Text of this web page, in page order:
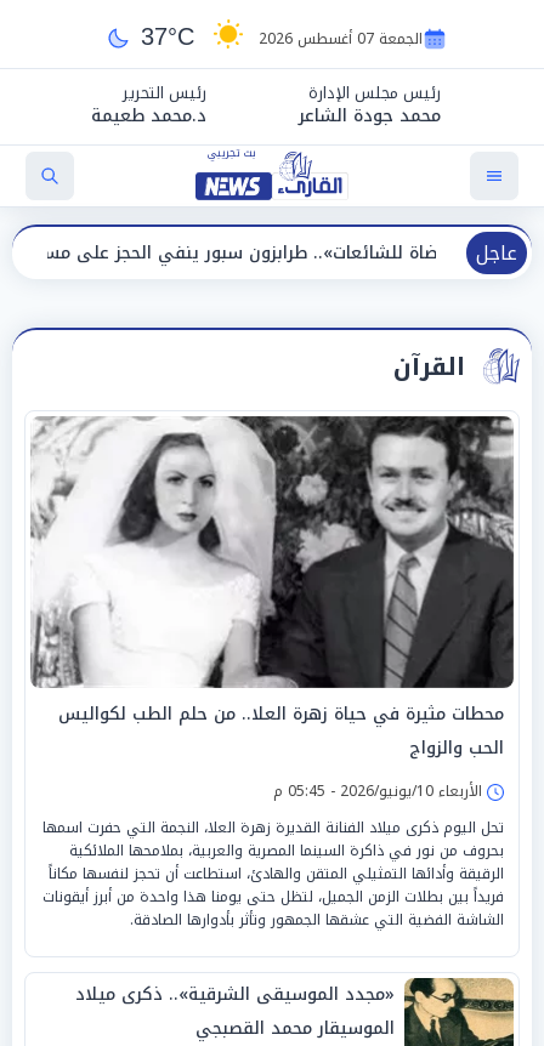
الجمعة 07 أغسطس 2026 37°C
رئيس مجلس الإدارة
محمد جودة الشاعر
رئيس التحرير
د.محمد طعيمة
عاجل
للشائعات».. طرابزون سبور ينفي الحجز على مستحقات محمد صلاح
القرآن
محطات مثيرة في حياة زهرة العلا.. من حلم الطب لكواليس
الحب والزواج
الأربعاء 10/يونيو/2026 - 05:45 م
تحل اليوم ذكرى ميلاد الفنانة القديرة زهرة العلا، النجمة التي حفرت اسمها
بحروف من نور في ذاكرة السينما المصرية والعربية، بملامحها الملائكية
الرقيقة وأدائها التمثيلي المتقن والهادئ، استطاعت أن تحجز لنفسها مكاناً
فريداً بين بطلات الزمن الجميل، لتظل حتى يومنا هذا واحدة من أبرز أيقونات
الشاشة الفضية التي عشقها الجمهور وتأثر بأدوارها الصادقة.
«مجدد الموسيقى الشرقية».. ذكرى ميلاد
الموسيقار محمد القصبجي